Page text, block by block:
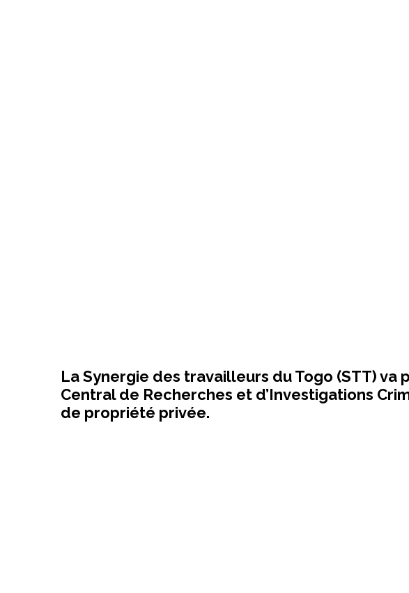
La Synergie des travailleurs du Togo (STT)
Central de Recherches et d’Investigations
de propriété privée.